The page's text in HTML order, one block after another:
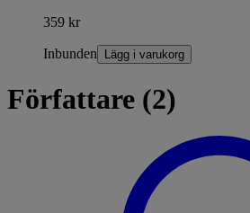
359 kr
Inbunden Lägg i varukorg
Författare (2)